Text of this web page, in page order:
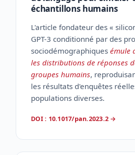
échantillons humains
L'article fondateur des «
GPT-3 conditionné par des
sociodémographiques émule
les distributions de réponses
groupes humains,
les résultats d'enquêtes
populations diverses.
DOI : 10.1017/pan.2023.2 →